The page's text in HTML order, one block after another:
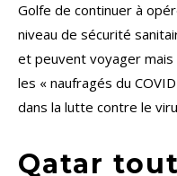
Golfe de continuer à
niveau de sécurité
et peuvent voyager
les « naufragés du
dans la lutte contre le
Qatar